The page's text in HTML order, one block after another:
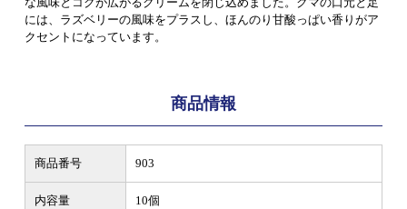
には、ラズベリーの風味をプラスし、ほんのり甘酸っぱい香りがア
クセントになっています。
商品情報
商品番号 903
内容量 10個